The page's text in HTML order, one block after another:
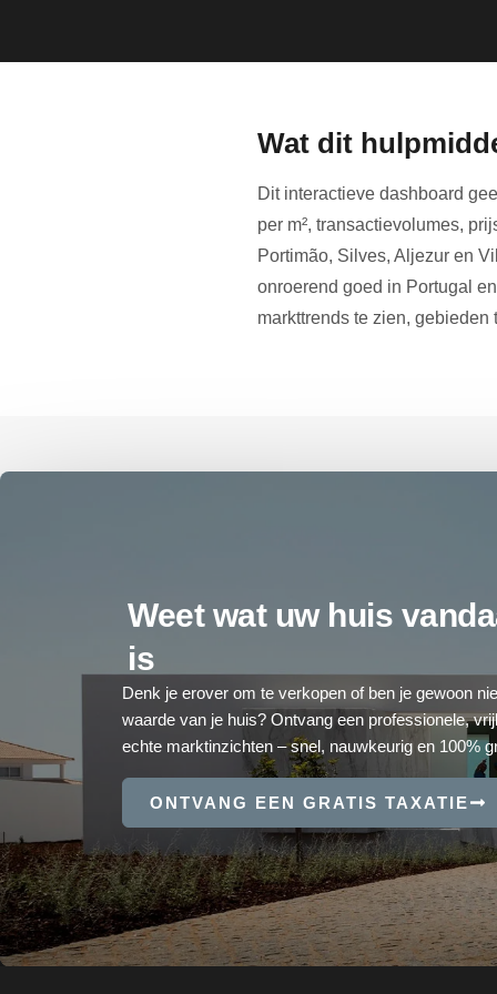
Wat dit
Dit interactieve dashboard
per m², transactievolumes,
Portimão, Silves, Aljezur en
onroerend goed in Portugal
markttrends te zien,
Weet wat uw huis
is
Denk je erover om te verkopen of ben je gewoon
waarde van je huis? Ontvang een professionele,
echte marktinzichten – snel, nauwkeurig en 100%
ONTVANG EEN GRATIS TAXATIE